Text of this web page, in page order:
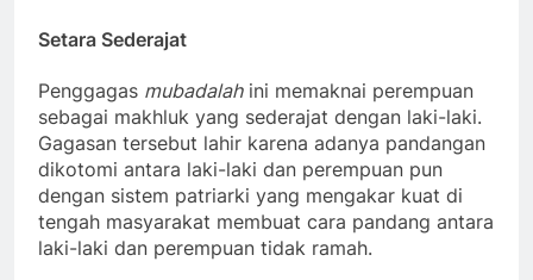
Setara Sederajat
Penggagas mubadalahini memaknai perempuan
sebagai makhluk yang sederajat dengan laki-laki.
Gagasan tersebut lahir karena adanya pandangan
dikotomi antara laki-laki dan perempuan pun
dengan sistem patriarki yang mengakar kuat di
tengah masyarakat membuat cara pandang antara
laki-laki dan perempuan tidak ramah.